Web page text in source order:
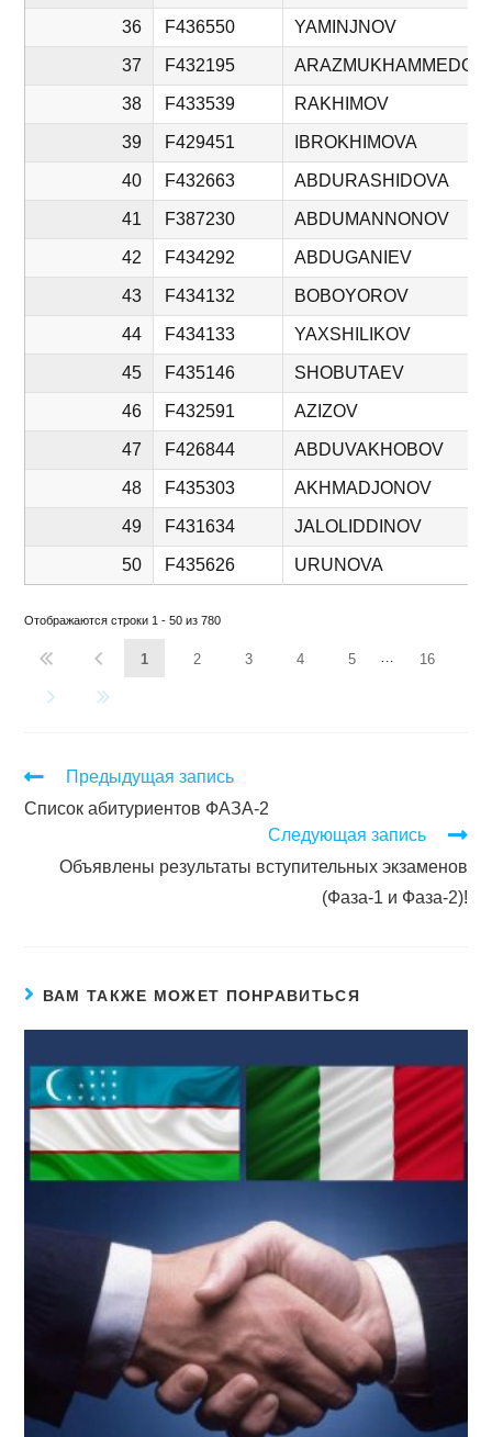
36 F436550 YAMINJNOV
37 F432195 ARAZMUKHAMMEDOV
38 F433539 RAKHIMOV
39 F429451 IBROKHIMOVA
40 F432663 ABDURASHIDOVA
41 F387230 ABDUMANNONOV
42 F434292 ABDUGANIEV
43 F434132 BOBOYOROV
44 F434133 YAXSHILIKOV
45 F435146 SHOBUTAEV
46 F432591 AZIZOV
47 F426844 ABDUVAKHOBOV
48 F435303 AKHMADJONOV
49 F431634 JALOLIDDINOV
50 F435626 URUNOVA
Отображаются строки 1 - 50 из 780
1 2 3 4 5 … 16
Предыдущая запись
Список абитуриентов ФАЗА-2
Следующая запись
Объявлены результаты вступительных экзаменов
(Фаза-1 и Фаза-2)!
ВАМ ТАКЖЕ МОЖЕТ ПОНРАВИТЬСЯ